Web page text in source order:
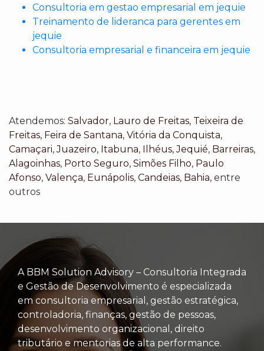
Consultoria em gestao empresarial em jequie
Treinamento de lideranca para gerentes em
jequie
Consultoria empresarial e financeira em jequie
Atendemos: Salvador, Lauro de Freitas, Teixeira de
Freitas, Feira de Santana, Vitória da Conquista,
Camaçari,Juazeiro, Itabuna, Ilhéus,Jequié, Barreiras,
Alagoinhas, Porto Seguro, Simões Filho, Paulo
Afonso, Valença, Eunápolis, Candeias, Bahia, entre
outros
A BBM Solution Advisory – Consultoria Integrada
e Gestão de Desenvolvimento é especializada
em consultoria empresarial, gestão estratégica,
controladoria, finanças, gestão de pessoas,
desenvolvimento organizacional, direito
tributário e mentorias de alta performance.